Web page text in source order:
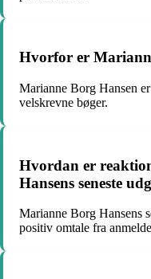
Hvorfor er
Marianne Borg Hansen
velskrevne bøger.
Hvordan er
Hansens seneste
Marianne Borg Hansens
positiv omtale fra